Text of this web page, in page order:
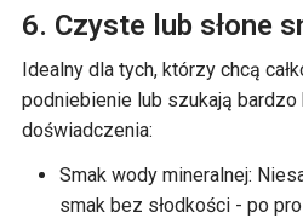
6. Czyste lub słone
Idealny dla tych, którzy chcą
podniebienie lub szukają bardzo
doświadczenia:
Smak wody mineralnej:
smak bez słodkości - po